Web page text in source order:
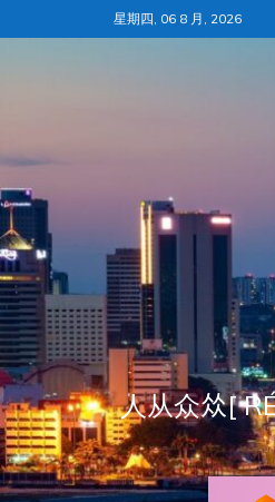
至
星期四, 06 8 月, 2026
人从众𠈌[